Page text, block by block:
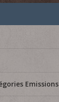
Emissions